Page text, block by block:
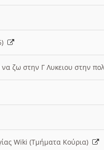
ζω στην Γ Λυκειου στην
Wiki (Τμήματα Κούρια)